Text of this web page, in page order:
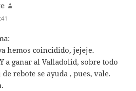
hemos coincidido, jejeje.
a ganar al Valladolid, sobre todo
rebote se ayuda , pues, vale.